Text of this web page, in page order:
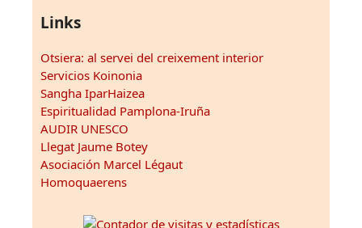
Links
Otsiera: al servei del creixement interior
Servicios Koinonia
Sangha IparHaizea
Espiritualidad Pamplona-Iruña
AUDIR UNESCO
Llegat Jaume Botey
Asociación Marcel Légaut
Homoquaerens